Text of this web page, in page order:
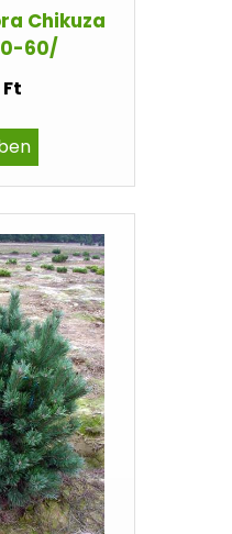
Chikuza
60/